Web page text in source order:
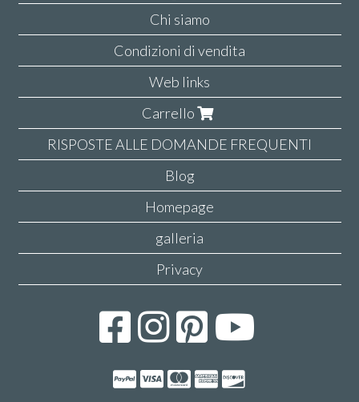
Chi siamo
Condizioni di vendita
Web links
Carrello
RISPOSTE ALLE DOMANDE FREQUENTI
Blog
Homepage
galleria
Privacy